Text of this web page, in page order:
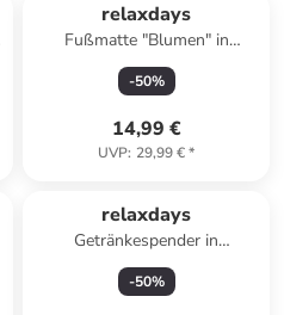
relaxdays
Fußmatte "Blumen" in
Mehrfarbig - 60 x 40 cm
-50%
14,99 €
UVP: 29,99 €*
relaxdays
Getränkespender in
Transparent - 3,3 Liter
-50%